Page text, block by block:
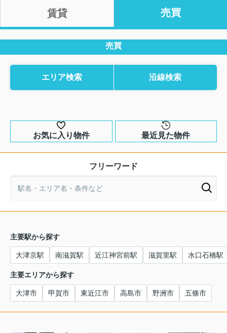
賃貸 売買
売買
エリア検索 沿線検索
お気に入り物件 最近見た物件
フリーワード
主要駅から探す
大津京駅 南滋賀駅 近江神宮前駅 滋賀里駅 水口石橋駅
主要エリアから探す
大津市 甲賀市 東近江市 高島市 野洲市 五條市